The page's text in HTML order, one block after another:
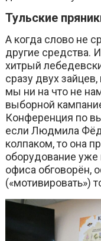
Тульские
А когда слово не
другие средства.
хитрый
сразу двух
мы ни на что не
выборной
Конференция по
если Людмила
колпаком, то она
оборудование уже
офиса обговорён,
(«мотивировать»)